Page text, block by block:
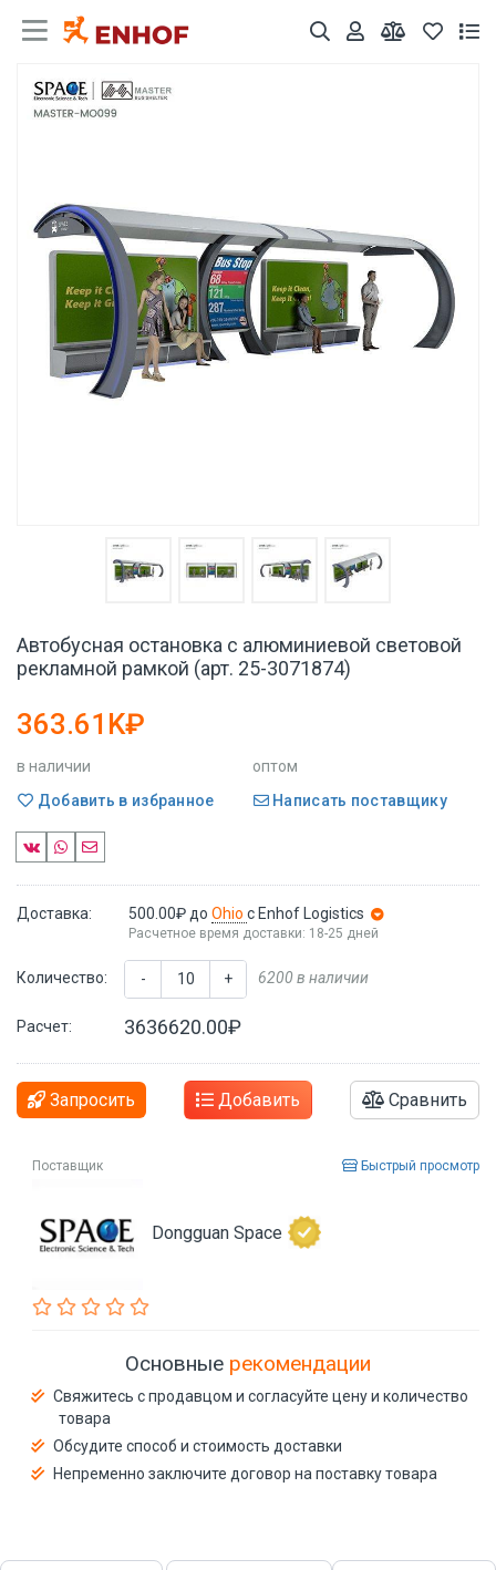
Автобусная остановка с алюминиевой световой
рекламной рамкой (арт. 25-3071874)
363.61K₽
в наличии
оптом
Добавить в избранное
Написать поставщику
Доставка: 500.00₽ до Ohio с Enhof Logistics
Расчетное время доставки: 18-25 дней
Количество: - + 6200 в наличии
Расчет: 3636620.00₽
Запросить Добавить Сравнить
Поставщик Быстрый просмотр
Dongguan Space
Основные рекомендации
Свяжитесь с продавцом и согласуйте цену и количество
товара
Обсудите способ и стоимость доставки
Непременно заключите договор на поставку товара